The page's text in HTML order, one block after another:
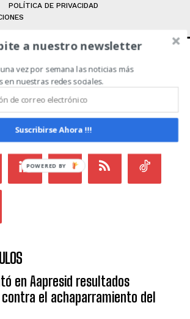
POLÍTICA DE PRIVACIDAD
es un medio independiente
Sociales que intenta aglutinar
del sector en un sólo lugar.
en Aapresid resultados
el achaparramiento del
a nuestro newsletter
vez por semana las noticias más
en nuestras redes sociales.
Suscribirse Ahora !!!
POWERED BY